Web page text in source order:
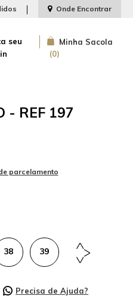
Onde Encontrar
seu
Minha Sacola
0
- REF 197
38 39 40
Precisa de Ajuda?